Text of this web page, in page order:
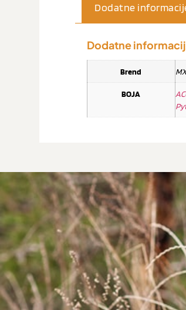
Dodatne
Dodatne
Brend
BOJA